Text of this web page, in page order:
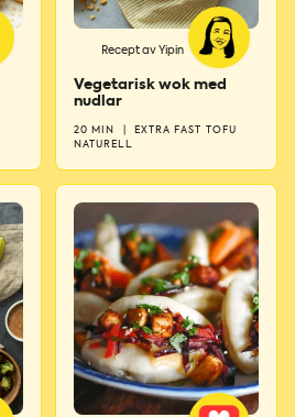
Recept av Yipin
Vegetarisk wok med
nudlar
20 MIN
EXTRA FAST TOFU
NATURELL